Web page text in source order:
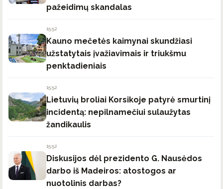
pažeidimų skandalas
15:52
Kauno mečetės kaimynai skundžiasi
užstatytais įvažiavimais ir triukšmu
penktadieniais
15:52
Lietuvių broliai Korsikoje patyrė smurtinį
incidentą: nepilnamečiui sulaužytas
žandikaulis
15:52
Diskusijos dėl prezidento G. Nausėdos
darbo iš Madeiros: atostogos ar
nuotolinis darbas?